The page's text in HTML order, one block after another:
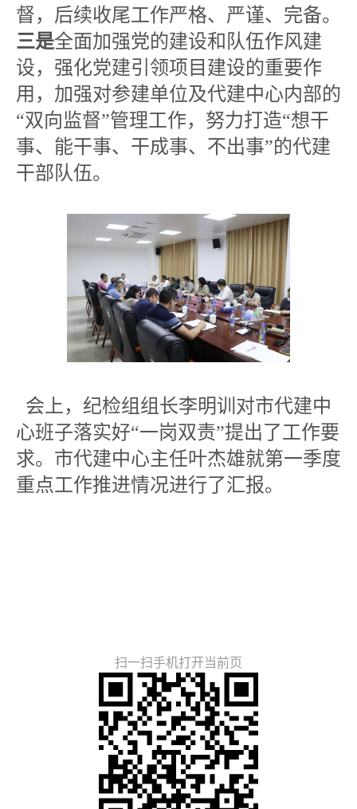
督，后续收尾工作严格、严谨、完备。
三是全面加强党的建设和队伍作风建
设，强化党建引领项目建设的重要作
用，加强对参建单位及代建中心内部的
“双向监督”管理工作，努力打造“想干
事、能干事、干成事、不出事”的代建
干部队伍。
会上，纪检组组长李明训对市代建中
心班子落实好“一岗双责”提出了工作要
求。市代建中心主任叶杰雄就第一季度
重点工作推进情况进行了汇报。
扫一扫手机打开当前页